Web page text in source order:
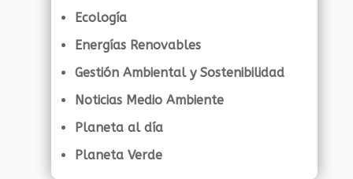
Ecología
Energías Renovables
Gestión Ambiental y Sostenibilidad
Noticias Medio Ambiente
Planeta al día
Planeta Verde